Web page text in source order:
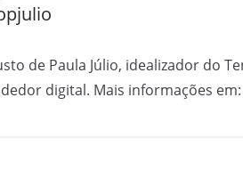
de Paula Júlio, idealizador do
digital. Mais informações